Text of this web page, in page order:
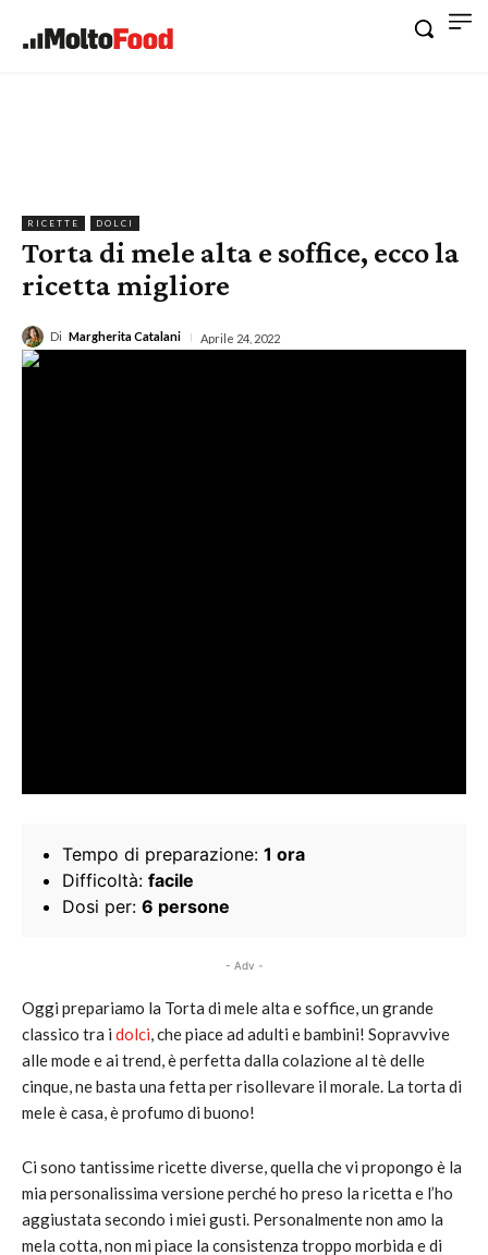
RICETTE DOLCI
Torta di mele alta e soffice, ecco la
ricetta migliore
Di Margherita Catalani Aprile 24, 2022
Tempo di preparazione: 1 ora
Difficoltà: facile
Dosi per: 6 persone
- Adv -
Oggi prepariamo la Torta di mele alta e soffice, un grande
classico tra i dolci, che piace ad adulti e bambini! Sopravvive
alle mode e ai trend, è perfetta dalla colazione al tè delle
cinque, ne basta una fetta per risollevare il morale. La torta di
mele è casa, è profumo di buono!
Ci sono tantissime ricette diverse, quella che vi propongo è la
mia personalissima versione perché ho preso la ricetta e l’ho
aggiustata secondo i miei gusti. Personalmente non amo la
mela cotta, non mi piace la consistenza troppo morbida e di